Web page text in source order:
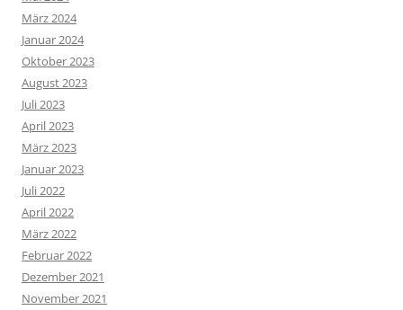
März 2024
Januar 2024
Oktober 2023
August 2023
Juli 2023
April 2023
März 2023
Januar 2023
Juli 2022
April 2022
März 2022
Februar 2022
Dezember 2021
November 2021